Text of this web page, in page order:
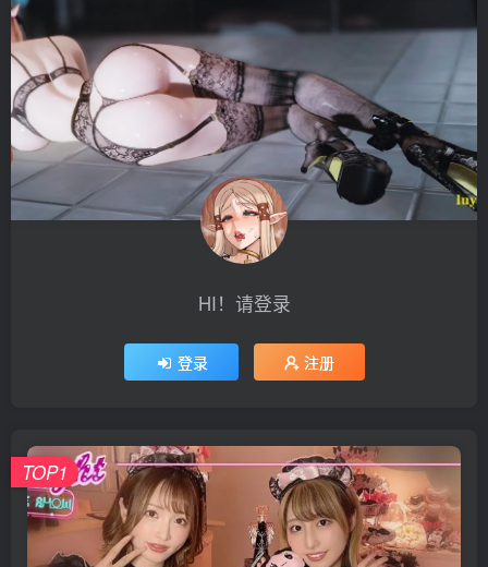
HI！请登录
登录 注册
TOP1